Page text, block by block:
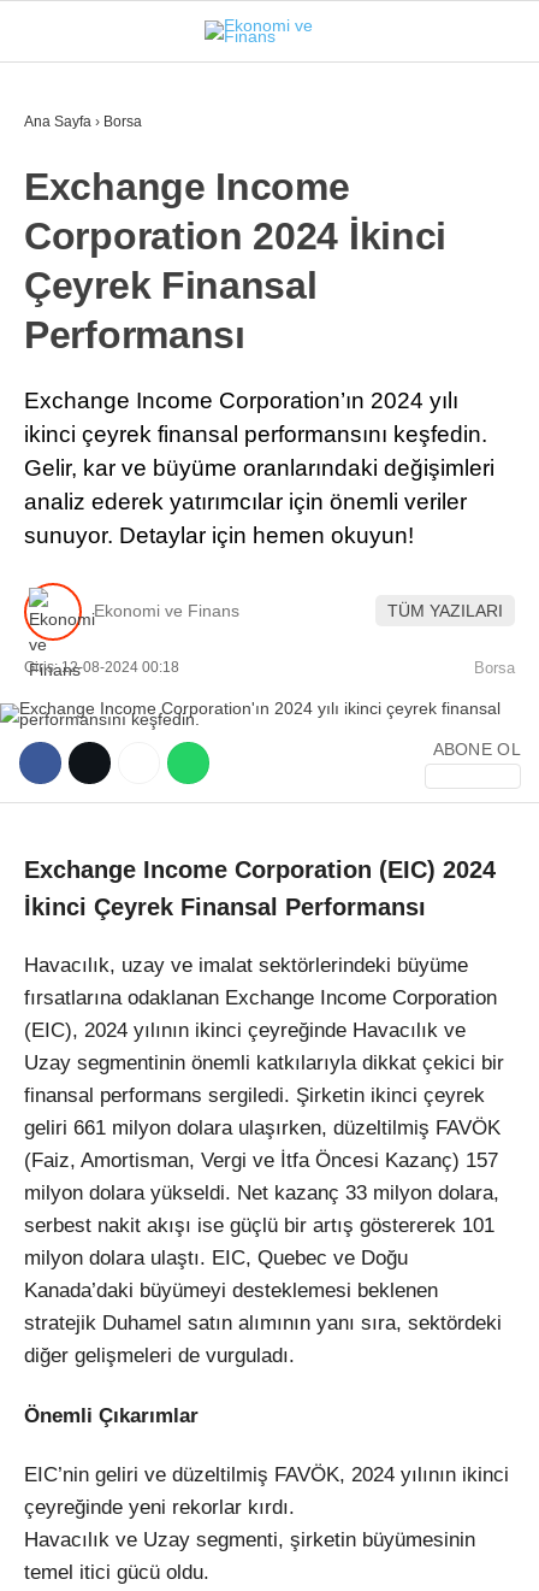
Facebook
Instagram
Youtube
İSTANBUL
GÜNDEM
EKONOMI
FINANS
BORSA
KRIPTO
SEKTÖRLER
OTOMOBIL
Ana Sayfa › Borsa
Exchange Income
Corporation 2024 İkinci
Çeyrek Finansal
Performansı
Exchange Income Corporation’ın 2024 yılı
ikinci çeyrek finansal performansını keşfedin.
Gelir, kar ve büyüme oranlarındaki değişimleri
analiz ederek yatırımcılar için önemli veriler
sunuyor. Detaylar için hemen okuyun!
Ekonomi ve Finans TÜM YAZILARI
Giriş: 12-08-2024 00:18 Borsa
ABONE OL
Exchange Income Corporation (EIC) 2024
İkinci Çeyrek Finansal Performansı
Havacılık, uzay ve imalat sektörlerindeki büyüme
fırsatlarına odaklanan Exchange Income Corporation
(EIC), 2024 yılının ikinci çeyreğinde Havacılık ve
Uzay segmentinin önemli katkılarıyla dikkat çekici bir
finansal performans sergiledi. Şirketin ikinci çeyrek
geliri 661 milyon dolara ulaşırken, düzeltilmiş FAVÖK
(Faiz, Amortisman, Vergi ve İtfa Öncesi Kazanç) 157
milyon dolara yükseldi. Net kazanç 33 milyon dolara,
serbest nakit akışı ise güçlü bir artış göstererek 101
milyon dolara ulaştı. EIC, Quebec ve Doğu
Kanada’daki büyümeyi desteklemesi beklenen
stratejik Duhamel satın alımının yanı sıra, sektördeki
diğer gelişmeleri de vurguladı.
Önemli Çıkarımlar
EIC’nin geliri ve düzeltilmiş FAVÖK, 2024 yılının ikinci
çeyreğinde yeni rekorlar kırdı.
Havacılık ve Uzay segmenti, şirketin büyümesinin
temel itici gücü oldu.